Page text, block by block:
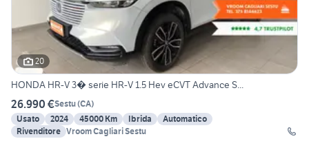
20
HONDA HR-V 3� serie HR-V 1.5 Hev eCVT Advance S...
26.990 €Sestu(CA)
Usato
2024 45000 Km Ibrida
Automatico
Rivenditore Vroom Cagliari Sestu